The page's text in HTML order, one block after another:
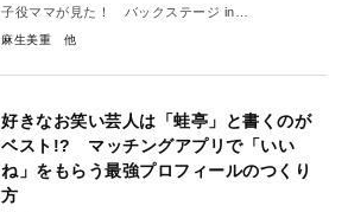
子役ママが見た！ バックステージ in
HOLLYWOOD①
麻生美重
好きなお笑い芸人は「蛙亭」と書くのが
ベスト!? マッチングアプリで「いい
ね」をもらう最強プロフィールのつくり
方